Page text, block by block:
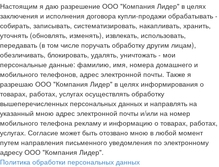
Настоящим я даю разрешение ООО "Компания Лидер" в целях
заключения и исполнения договора купли-продажи обрабатывать -
собирать, записывать, систематизировать, накапливать, хранить,
уточнять (обновлять, изменять), извлекать, использовать,
передавать (в том числе поручать обработку другим лицам),
обезличивать, блокировать, удалять, уничтожать - мои
персональные данные: фамилию, имя, номера домашнего и
мобильного телефонов, адрес электронной почты. Также я
разрешаю ООО "Компания Лидер" в целях информирования о
товарах, работах, услугах осуществлять обработку
вышеперечисленных персональных данных и направлять на
указанный мною адрес электронной почты и/или на номер
мобильного телефона рекламу и информацию о товарах, работах,
услугах. Согласие может быть отозвано мною в любой момент
путем направления письменного уведомления по электронному
адресу ООО "Компания Лидер".
Политика обработки персональных данных